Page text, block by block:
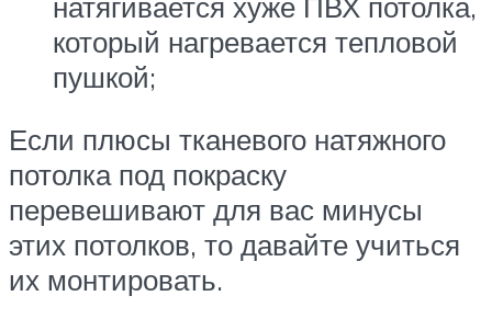
который нагревается тепловой
пушкой;
Если плюсы тканевого натяжного
потолка под покраску
перевешивают для вас минусы
этих потолков, то давайте учиться
их монтировать.